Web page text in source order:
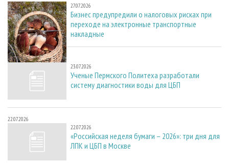
27.07.2026
Бизнес предупредили о налоговых рисках при
переходе на электронные транспортные
накладные
23.07.2026
23.07.2026
Ученые Пермского Политеха разработали
систему диагностики воды для ЦБП
22.07.2026
22.07.2026
«Российская неделя бумаги – 2026»: три дня для
ЛПК и ЦБП в Москве